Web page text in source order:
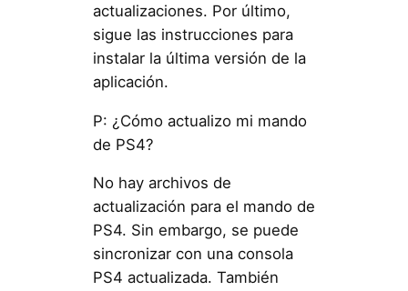
actualizaciones. Por último,
sigue las instrucciones para
instalar la última versión de la
aplicación.
P: ¿Cómo actualizo mi mando
de PS4?
No hay archivos de
actualización para el mando de
PS4. Sin embargo, se puede
sincronizar con una consola
PS4 actualizada. También